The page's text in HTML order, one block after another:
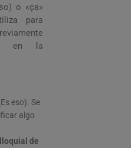
o «ça»
para
en la
eso). Se
algo
de